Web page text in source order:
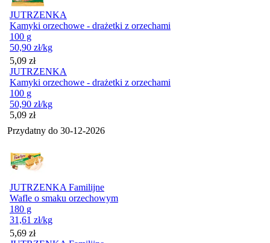
JUTRZENKA
Kamyki orzechowe - drażetki z orzechami
100 g
50,90 zł/kg
Cena
5,09 zł
JUTRZENKA
Kamyki orzechowe - drażetki z orzechami
100 g
50,90 zł/kg
Cena
5,09 zł
Przydatny do 30-12-2026
JUTRZENKA Familijne
Wafle o smaku orzechowym
180 g
31,61 zł/kg
Cena
5,69 zł